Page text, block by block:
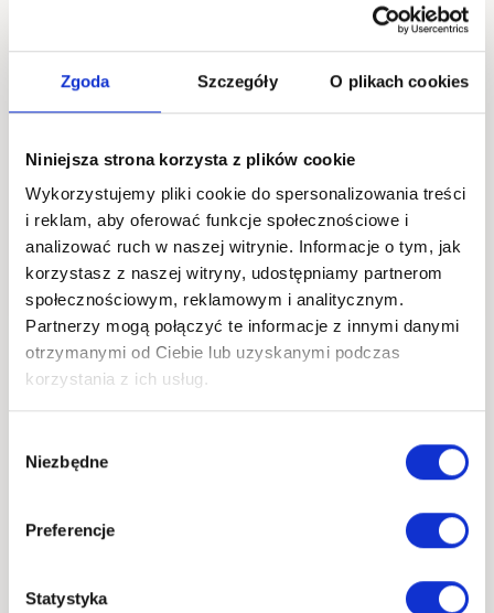
Zgoda Szczegóły O plikach cookies
Niniejsza strona korzysta z plików cookie
Wykorzystujemy pliki cookie do spersonalizowania treści
i reklam, aby oferować funkcje społecznościowe i
analizować ruch w naszej witrynie. Informacje o tym, jak
korzystasz z naszej witryny, udostępniamy partnerom
społecznościowym, reklamowym i analitycznym.
Partnerzy mogą połączyć te informacje z innymi danymi
otrzymanymi od Ciebie lub uzyskanymi podczas
korzystania z ich usług.
zgody
Niezbędne
Preferencje
Statystyka
W przypadku tej realizacji zajęliśmy się wyłącznie
transportem z Chindo Polski.
Jakub Maj
Discolm. Zajmuję się nadzorem nad
kontaktem z klientami. Doświadczenie
SEE REVIEWS
4.7